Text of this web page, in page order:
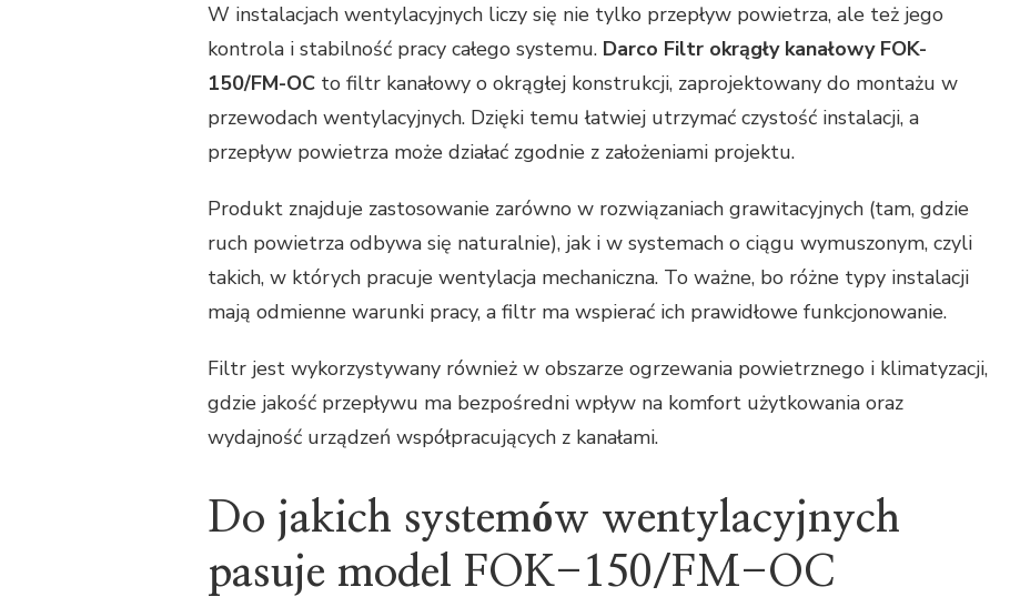
W instalacjach wentylacyjnych liczy się nie tylko przepływ powietrza, ale też jego
kontrola i stabilność pracy całego systemu. Darco Filtr okrągły kanałowy FOK-
150/FM-OC to filtr kanałowy o okrągłej konstrukcji, zaprojektowany do montażu w
przewodach wentylacyjnych. Dzięki temu łatwiej utrzymać czystość instalacji, a
przepływ powietrza może działać zgodnie z założeniami projektu.
Produkt znajduje zastosowanie zarówno w rozwiązaniach grawitacyjnych (tam, gdzie
ruch powietrza odbywa się naturalnie), jak i w systemach o ciągu wymuszonym, czyli
takich, w których pracuje wentylacja mechaniczna. To ważne, bo różne typy instalacji
mają odmienne warunki pracy, a filtr ma wspierać ich prawidłowe funkcjonowanie.
Filtr jest wykorzystywany również w obszarze ogrzewania powietrznego i klimatyzacji,
gdzie jakość przepływu ma bezpośredni wpływ na komfort użytkowania oraz
wydajność urządzeń współpracujących z kanałami.
Do jakich systemów wentylacyjnych
pasuje model FOK-150/FM-OC